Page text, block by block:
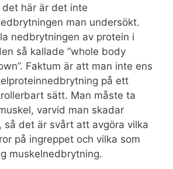
här är det inte
man undersökt.
nedbrytningen av protein i
så kallade ”whole body
Faktum är att man inte ens
på ett
sätt. Man måste ta
varvid man skadar
så det är svårt att avgöra vilka
på ingreppet och vilka som
muskelnedbrytning.